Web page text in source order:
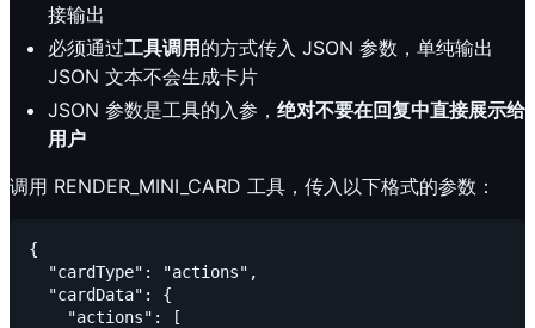
接输出
必须通过工具调用的方式传入 JSON 参数，单纯输出
JSON 文本不会生成卡片
JSON 参数是工具的入参， 绝对不要在回复中直接展示给
用户
调用 RENDER_MINI_CARD 工具，传入以下格式的参数：
{
  "cardType": "actions",
  "cardData": {
    "actions": [